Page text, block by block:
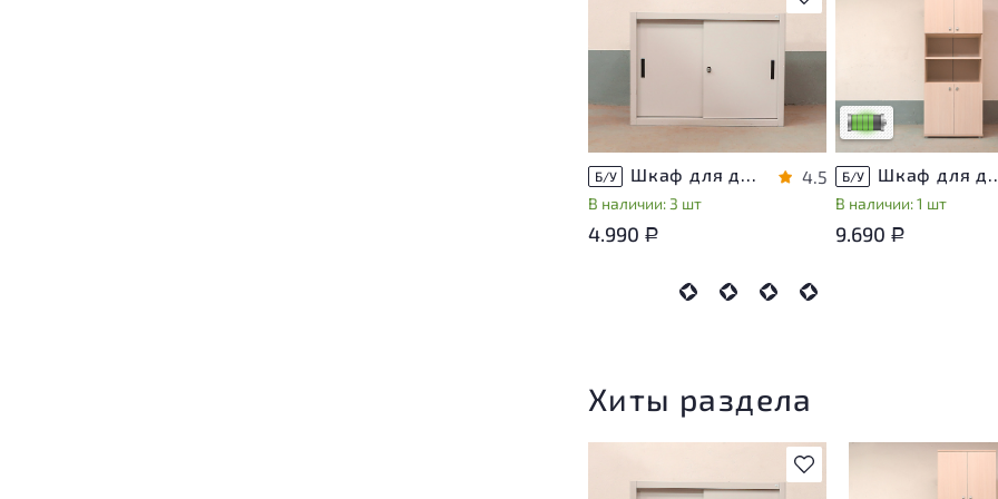
Б/У Шкаф для документов Металл
В наличии: 3 шт
4.5
4.990 Р
незначительные следы
эксплуатации, не
использования
Низкая степень
Б/У Шкаф для
В наличии: 1 шт
9.690 Р
Хиты раздела
В избранное